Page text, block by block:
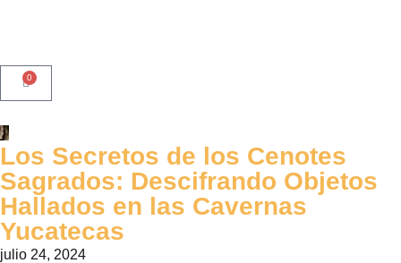
0
Los Secretos de los Cenotes
Sagrados: Descifrando Objetos
Hallados en las Cavernas
Yucatecas
julio 24, 2024